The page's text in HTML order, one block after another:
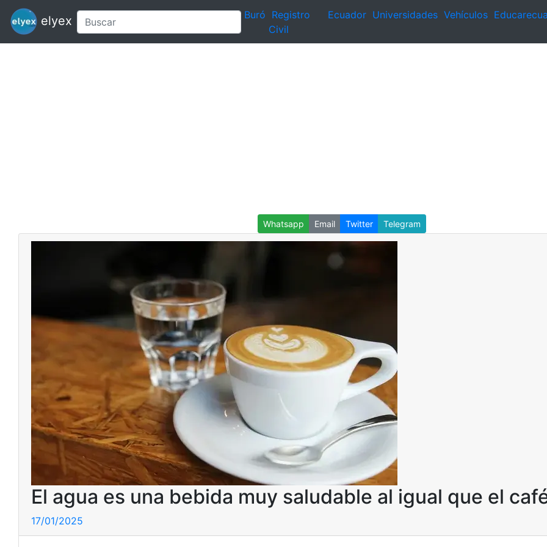
elyex Buró Registro
Civil
Ecuador Universidades Vehículos
Whatsapp Email Twitter Telegram
El agua es una bebida muy saludable al igual que el
17/01/2025